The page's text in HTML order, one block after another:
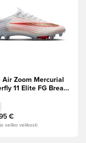
Air Zoom Mercurial
11 Elite FG Break
€
veliko velikosti